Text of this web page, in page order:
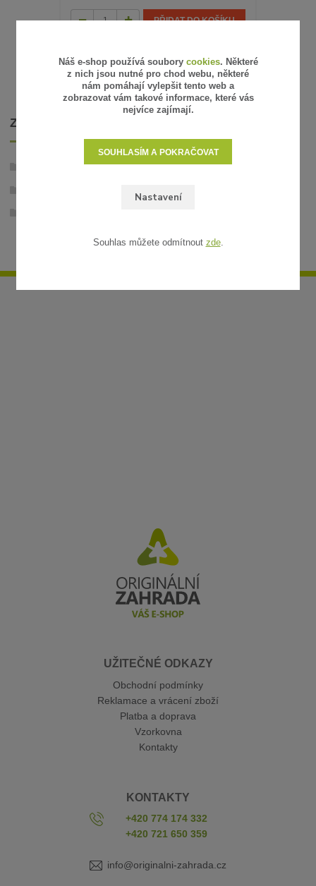
PŘIDAT DO KOŠÍKU
ZBOŽÍ ZAŘAZENO V KATEGORIÍCH
Stabilizované rostliny
UŽITEČNÉ ODKAZY
Obchodní podmínky
Reklamace a vrácení zboží
Platba a doprava
Vzorkovna
Kontakty
KONTAKTY
+420 774 174 332
+420 721 650 359
info@originalni-zahrada.cz
Náš e-shop používá soubory cookies. Některé
z nich jsou nutné pro chod webu, některé
nám pomáhají vylepšit tento web a
zobrazovat vám takové informace, které vás
nejvíce zajímají.
Nastavení
SOUHLASÍM A POKRAČOVAT
Souhlas můžete odmítnout zde.